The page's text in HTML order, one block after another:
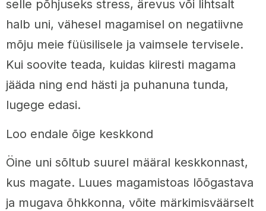
selle põhjuseks stress, ärevus või lihtsalt
halb uni, vähesel magamisel on negatiivne
mõju meie füüsilisele ja vaimsele tervisele.
Kui soovite teada, kuidas kiiresti magama
jääda ning end hästi ja puhanuna tunda,
lugege edasi.
Loo endale õige keskkond
Öine uni sõltub suurel määral keskkonnast,
kus magate. Luues magamistoas lõõgastava
ja mugava õhkkonna, võite märkimisväärselt